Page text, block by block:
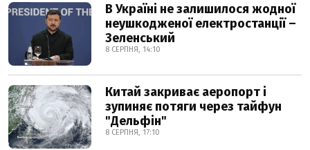
В Україні не залишилося жодної
неушкодженої електростанції –
Зеленський
8 СЕРПНЯ, 14:10
Китай закриває аеропорт і
зупиняє потяги через тайфун
"Дельфін"
8 СЕРПНЯ, 17:10